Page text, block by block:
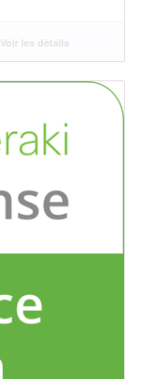
Voir les détails